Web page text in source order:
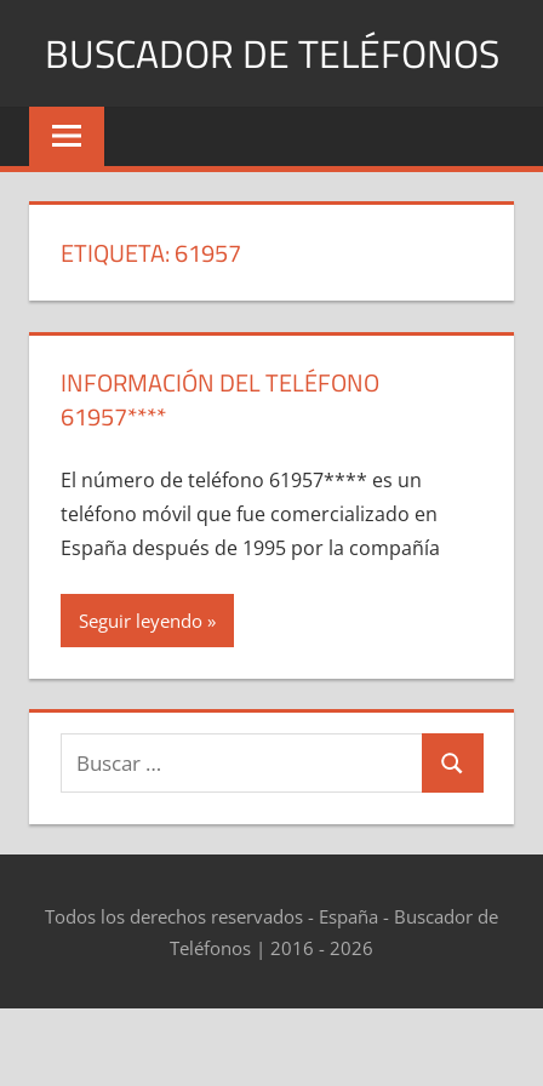
BUSCADOR DE TELÉFONOS
Identifica
Números
y
ETIQUETA:61957
INFORMACIÓN DEL TELÉFONO
61957****
El número dе teléfono 61957**** es un
teléfono móvil quе fue comercializado en
España después dе 1995 pοr la compañía
Seguir leyendo
Buscar:
Buscar
Todos los derechos reservados - España - Buscador de
Teléfonos | 2016 - 2026